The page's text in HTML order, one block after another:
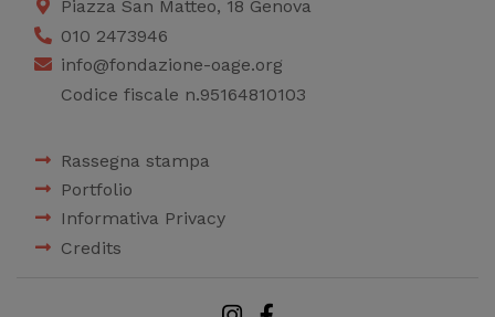
Piazza San Matteo, 18 Genova
010 2473946
info@fondazione-oage.org
Codice fiscale n.95164810103
Rassegna stampa
Portfolio
Informativa Privacy
Credits